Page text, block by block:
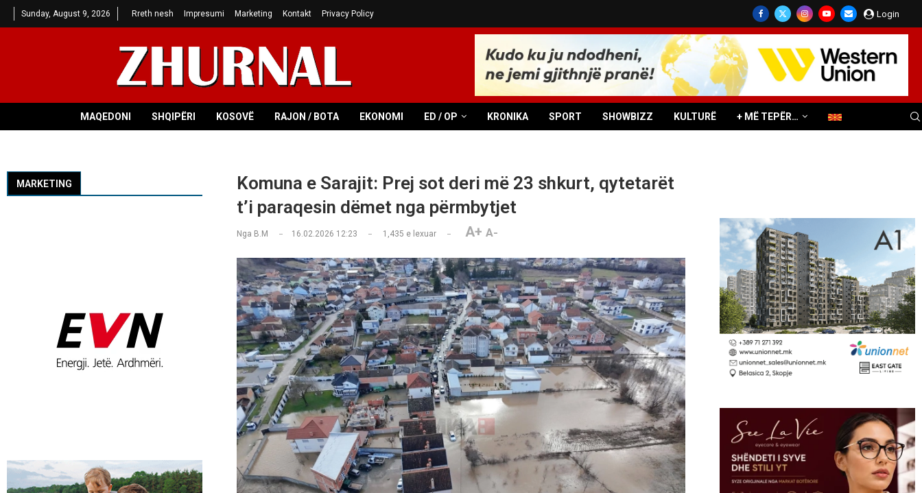
Sunday, August 9, 2026 Rreth nesh Impresumi Marketing Kontakt Privacy Policy Login
MAQEDONI SHQIPËRI KOSOVË RAJON / BOTA EKONOMI ED / OP KRONIKA SPORT SHOWBIZZ KULTURË + MË TEPËR…
Komuna e Sarajit: Prej sot deri më 23 shkurt, qytetarët
t’i paraqesin dëmet nga përmbytjet
Nga B.M 16.02.2026 12:23 1,435 e lexuar A+ A-
MARKETING